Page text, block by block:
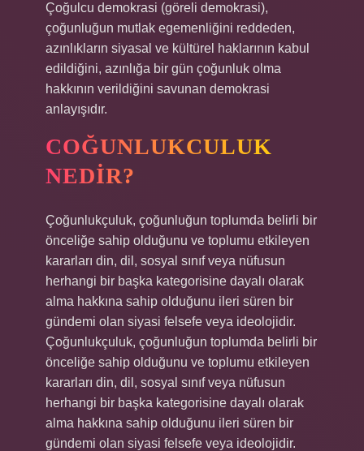
Çoğulcu demokrasi (göreli demokrasi),
çoğunluğun mutlak egemenliğini reddeden,
azınlıkların siyasal ve kültürel haklarının kabul
edildiğini, azınlığa bir gün çoğunluk olma
hakkının verildiğini savunan demokrasi
anlayışıdır.
COĞUNLUKCULUK
NEDIR?
Çoğunlukçuluk, çoğunluğun toplumda belirli bir
önceliğe sahip olduğunu ve toplumu etkileyen
kararları din, dil, sosyal sınıf veya nüfusun
herhangi bir başka kategorisine dayalı olarak
alma hakkına sahip olduğunu ileri süren bir
gündemi olan siyasi felsefe veya ideolojidir.
Çoğunlukçuluk, çoğunluğun toplumda belirli bir
önceliğe sahip olduğunu ve toplumu etkileyen
kararları din, dil, sosyal sınıf veya nüfusun
herhangi bir başka kategorisine dayalı olarak
alma hakkına sahip olduğunu ileri süren bir
gündemi olan siyasi felsefe veya ideolojidir.